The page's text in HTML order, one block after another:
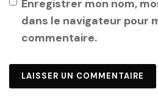
Enregistrer mon nom,
dans le navigateur pour
commentaire.